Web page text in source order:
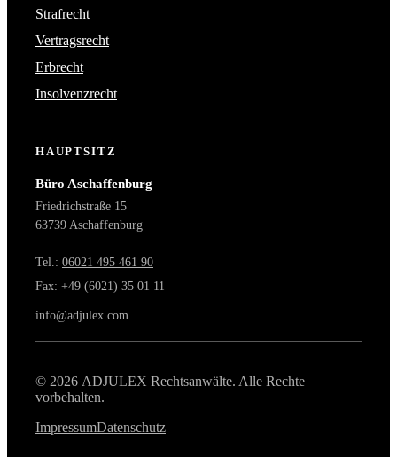
Strafrecht
Vertragsrecht
Erbrecht
Insolvenzrecht
HAUPTSITZ
Büro Aschaffenburg
Friedrichstraße 15
63739 Aschaffenburg
Tel.: 06021 495 461 90
Fax: +49 (6021) 35 01 11
info@adjulex.com
© 2026 ADJULEX Rechtsanwälte. Alle Rechte
vorbehalten.
ImpressumDatenschutz